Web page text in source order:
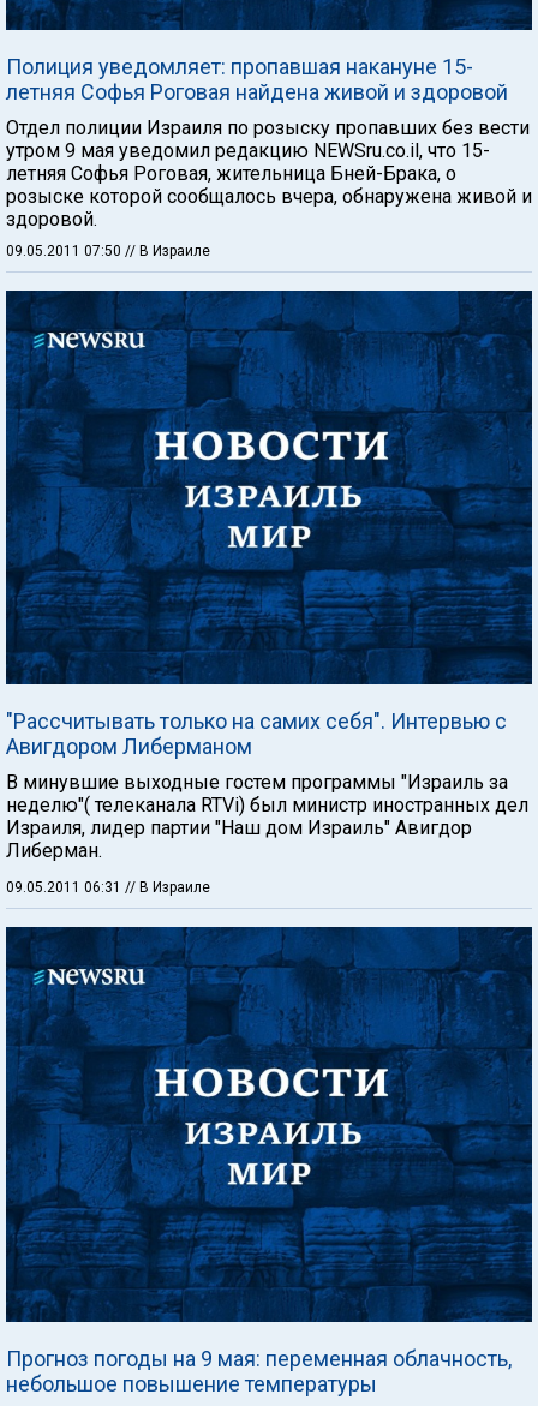
Полиция уведомляет: пропавшая накануне 15-
летняя Софья Роговая найдена живой и здоровой
Отдел полиции Израиля по розыску пропавших без вести
утром 9 мая уведомил редакцию NEWSru.co.il, что 15-
летняя Софья Роговая, жительница Бней-Брака, о
розыске которой сообщалось вчера, обнаружена живой и
здоровой.
09.05.2011 07:50 // В Израиле
"Рассчитывать только на самих себя". Интервью с
Авигдором Либерманом
В минувшие выходные гостем программы "Израиль за
неделю"( телеканала RTVi) был министр иностранных дел
Израиля, лидер партии "Наш дом Израиль" Авигдор
Либерман.
09.05.2011 06:31 // В Израиле
Прогноз погоды на 9 мая: переменная облачность,
небольшое повышение температуры